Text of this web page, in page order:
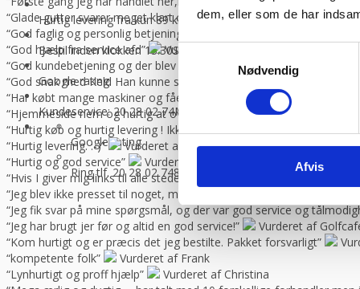
dem, eller som de har
Samtykkevalg
Nødvendig
Afvis
Hurtig levering fra kun 89 kr.
Vi sender med GLS og Danske
Bestil inden klokken 13.30Så sender vi lagervarer samme dag
Google rating:
Kundeservice: 20 28 02 74Man-torsdag 08:30 – 16.00, fredag
Google rating
Ring tlf. 20 28 02 748-16.30 (fre 8-13.30)
“Glade gutter svarer meget klart og for gjort det arb, de lover med
“God faglig og personlig betjening.”
“God hjælp fra service afd”
Vurderet af Benny
“God kundebetjening og der blev svaret høfligt på mine spørgsmål.”
“God snak med Keld Han kunne svare på hvad jeg havde spørgsmål
“Har købt mange maskiner og fået god hjælp når der har været
“Hjemmeside nem og hurtig at overskue samt hurtig betjening”
“Hurtig køb og hurtig levering ! Ikke så meget pjat “
“Hurtig levering. :-)”
Vurderet af Birgitte Andersen
“Hurtig og god service”
Vurderet af Build consult Ivs
“Hvis I giver mig links til alle steder, hvor jeg kan rose jer til
“Jeg blev ikke presset til noget, men fik nogle seriøse svar på mine
“Jeg fik svar på mine spørgsmål, og der var god service og
“Jeg har brugt jer før og altid en god service!”
Vurderet af
“Kom hurtigt og er præcis det jeg bestilte. Pakket forsvarligt”
“kompetente folk”
Vurderet af Frank
“Lynhurtigt og proff hjælp”
Vurderet af Christina